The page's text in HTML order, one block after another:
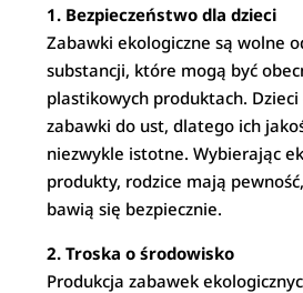
1. Bezpieczeństwo dla dzieci
Zabawki ekologiczne są wolne
substancji, które mogą być
plastikowych produktach. Dzieci
zabawki do ust, dlatego ich
niezwykle istotne. Wybierając
produkty, rodzice mają
bawią się bezpiecznie.
2. Troska o środowisko
Produkcja zabawek